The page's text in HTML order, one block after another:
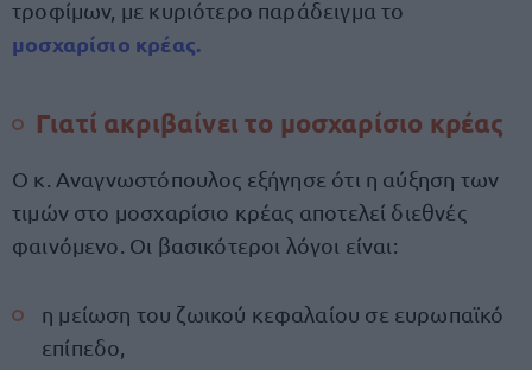
τροφίμων, με κυριότερο παράδειγμα το
μοσχαρίσιο κρέας.
Γιατί ακριβαίνει το μοσχαρίσιο κρέας
Ο κ. Αναγνωστόπουλος εξήγησε ότι η αύξηση των
τιμών στο μοσχαρίσιο κρέας αποτελεί διεθνές
φαινόμενο. Οι βασικότεροι λόγοι είναι:
η μείωση του ζωικού κεφαλαίου σε ευρωπαϊκό
επίπεδο,